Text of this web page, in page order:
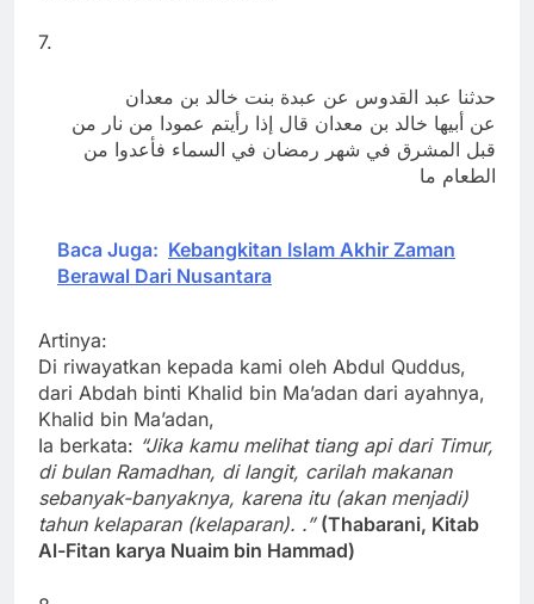
7.
حدثنا عبد القدوس عن عبدة بنت خالد بن معدان
عن أبيها خالد بن معدان قال إذا رأيتم عمودا من نار من
قبل المشرق في شهر رمضان في السماء فأعدوا من
الطعام ما
Baca Juga: Kebangkitan Islam Akhir Zaman
Berawal Dari Nusantara
Artinya:
Di riwayatkan kepada kami oleh Abdul Quddus,
dari Abdah binti Khalid bin Ma’adan dari ayahnya,
Khalid bin Ma’adan,
Ia berkata: “Jika kamu melihat tiang api dari Timur,
di bulan Ramadhan, di langit, carilah makanan
sebanyak-banyaknya, karena itu (akan menjadi)
tahun kelaparan (kelaparan). .” (Thabarani, Kitab
Al-Fitan karya Nuaim bin Hammad)